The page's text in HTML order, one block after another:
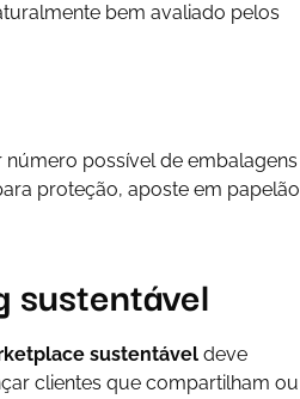
bem avaliado pelos
número possível de embalagens
proteção, aposte em papelão
sustentável
sustentáveldeve
clientes que compartilham ou